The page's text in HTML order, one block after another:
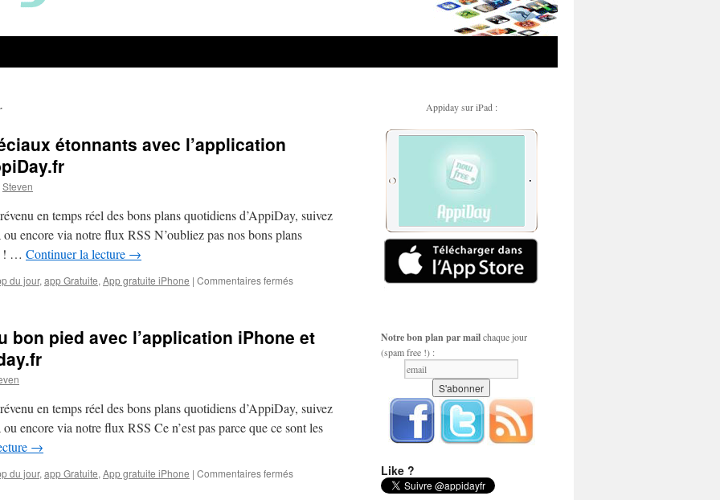
étonnants avec l’application
Steven
en temps réel des bons plans quotidiens d’AppiDay, suivez
encore via notre flux RSS N’oubliez pas nos bons plans
! … Continuer la lecture →
du jour, app Gratuite, App gratuite iPhone | Commentaires ferméssur
spéciaux
gratuite
sur
bon pied avec l’application iPhone et
en temps réel des bons plans quotidiens d’AppiDay, suivez
encore via notre flux RSS Ce n’est pas parce que ce sont les
→
du jour, app Gratuite, App gratuite iPhone | Commentaires ferméssur
Appiday sur iPad :
Notre bon plan par mailchaque jour
(spam free !) :
Like ?